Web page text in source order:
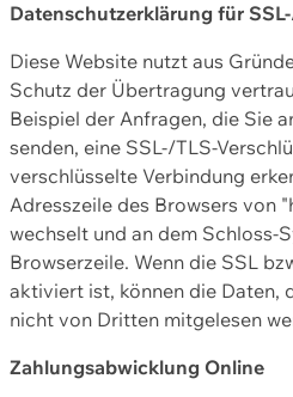
Datenschutzerklärung für
Diese Website nutzt aus
Schutz der Übertragung
Beispiel der Anfragen, die Sie
senden, eine SSL-/TLS-
verschlüsselte Verbindung
Adresszeile des Browsers von
wechselt und an dem Schloss-
Browserzeile. Wenn die SSL
aktiviert ist, können die Daten,
nicht von Dritten mitgelesen
Zahlungsabwicklung Online